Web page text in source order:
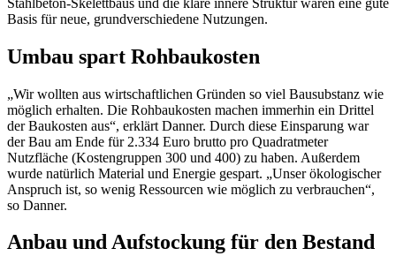
Basis für neue, grundverschiedene Nutzungen.
Umbau spart Rohbaukosten
„Wir wollten aus wirtschaftlichen Gründen so viel Bausubstanz wie
möglich erhalten. Die Rohbaukosten machen immerhin ein Drittel
der Baukosten aus“, erklärt Danner. Durch diese Einsparung war
der Bau am Ende für 2.334 Euro brutto pro Quadratmeter
Nutzfläche (Kostengruppen 300 und 400) zu haben. Außerdem
wurde natürlich Material und Energie gespart. „Unser ökologischer
Anspruch ist, so wenig Ressourcen wie möglich zu verbrauchen“,
so Danner.
Anbau und Aufstockung für den Bestand